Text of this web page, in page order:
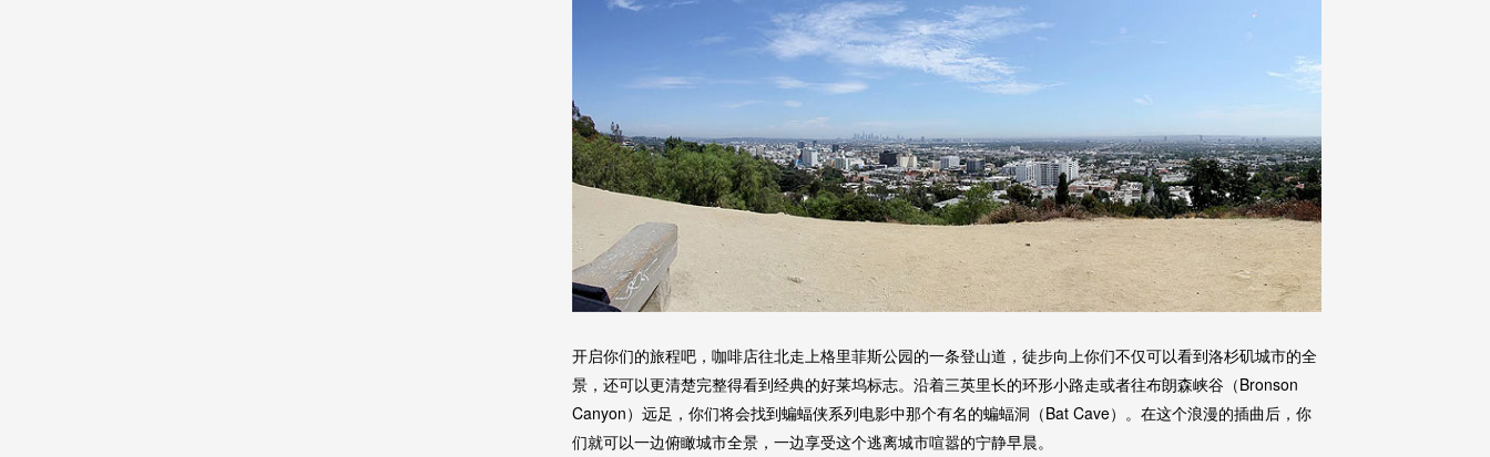
开启你们的旅程吧，咖啡店往北走上格里菲斯公园的一条登山道，徒步向上你们不仅可以看到洛杉矶城市的全
景，还可以更清楚完整得看到经典的好莱坞标志。沿着三英里长的环形小路走或者往布朗森峡谷（Bronson
Canyon）远足，你们将会找到蝙蝠侠系列电影中那个有名的蝙蝠洞（Bat Cave）。在这个浪漫的插曲后，你
们就可以一边俯瞰城市全景，一边享受这个逃离城市喧嚣的宁静早晨。